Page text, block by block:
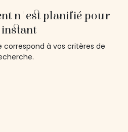
n'est planifié pour
à vos critères de